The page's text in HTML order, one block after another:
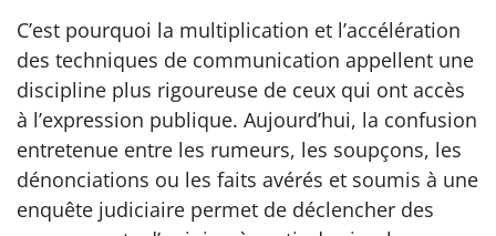
C’est pourquoi la multiplication et l’accélération
des techniques de communication appellent une
discipline plus rigoureuse de ceux qui ont accès
à l’expression publique. Aujourd’hui, la confusion
entretenue entre les rumeurs, les soupçons, les
dénonciations ou les faits avérés et soumis à une
enquête judiciaire permet de déclencher des